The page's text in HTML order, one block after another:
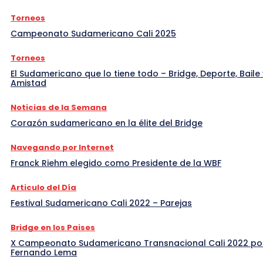
Torneos
Campeonato Sudamericano Cali 2025
Torneos
El Sudamericano que lo tiene todo – Bridge, Deporte, Baile
Amistad
Noticias de la Semana
Corazón sudamericano en la élite del Bridge
Navegando por Internet
Franck Riehm elegido como Presidente de la WBF
Articulo del Día
Festival Sudamericano Cali 2022 – Parejas
Bridge en los Paises
X Campeonato Sudamericano Transnacional Cali 2022
Fernando Lema